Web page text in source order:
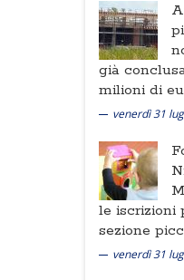
già
milioni di
venerdì 31
le iscrizioni
sezione
venerdì 31